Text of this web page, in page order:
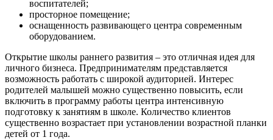
воспитателей;
просторное помещение;
оснащенность развивающего центра современным
оборудованием.
Открытие школы раннего развития – это отличная идея для
личного бизнеса. Предпринимателям представляется
возможность работать с широкой аудиторией. Интерес
родителей малышей можно существенно повысить, если
включить в программу работы центра интенсивную
подготовку к занятиям в школе. Количество клиентов
существенно возрастает при установлении возрастной планки
детей от 1 года.